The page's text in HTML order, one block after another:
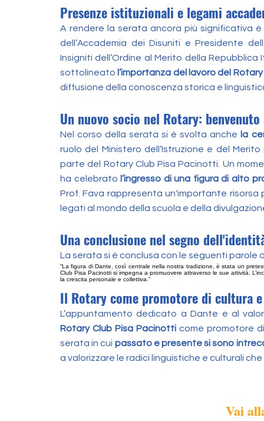
Presenze istituzionali e legami
A rendere la serata ancora più significativa
dell’Accademia dei Disuniti e Presidente
Insigniti dell’Ordine al Merito della
sottolineato l’importanza del lavoro del
diffusione della conoscenza storica e
Un nuovo socio nel Rotary:
Nel corso della serata si è svolta anche la
ruolo del Ministero dell’Istruzione e del
parte del Rotary Club Pisa Pacinotti. Un
ha celebrato l’ingresso di una figura di alto
Prof. Fava rappresenta un'importante
legati al mondo della scuola e della
Una conclusione nel segno
La serata si è conclusa con le seguenti parole
“La figura di Dante, così centrale nella nostra tradizione, è stata un
Club Pisa Pacinotti si impegna a promuovere attraverso le sue attività.
la crescita personale e collettiva.”
Il Rotary come promotore di cultura
L’appuntamento dedicato a Dante e al
Rotary Club Pisa Pacinotticome promotore
serata in cui passato e presente si sono
a valorizzare le radici linguistiche e culturali
Vai